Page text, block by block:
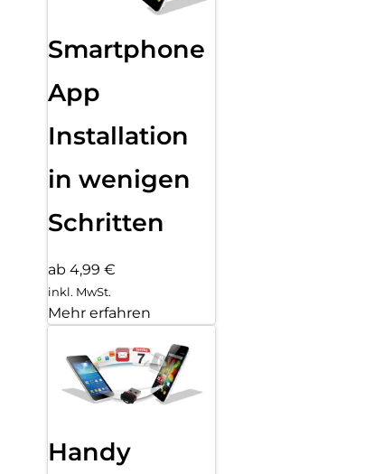
Smartphone
App
Installation
in wenigen
Schritten
ab 4,99 €
inkl. MwSt.
Mehr erfahren
Handy